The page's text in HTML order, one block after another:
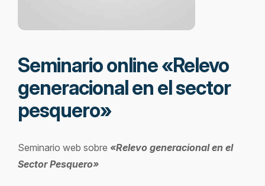
Seminario online «Relevo
generacional en el sector
pesquero»
Seminario web sobre «Relevo generacional en el
Sector Pesquero»